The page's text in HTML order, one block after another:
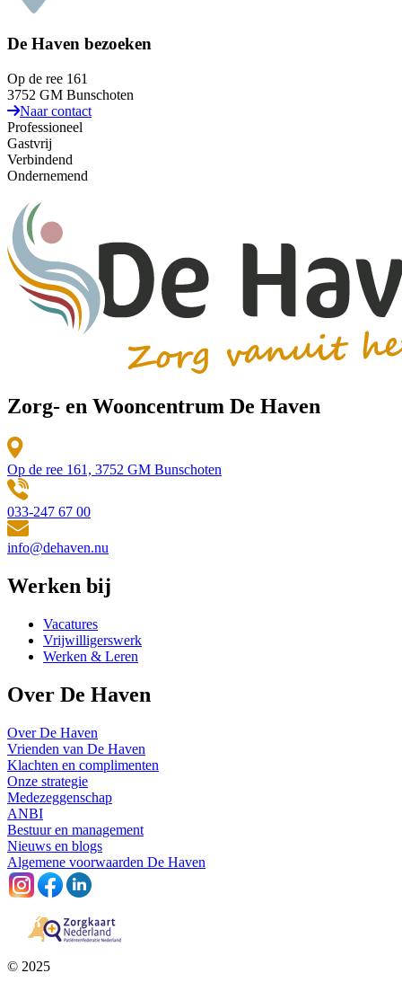
De Haven bezoeken
Op de ree 161
3752 GM Bunschoten
Naar contact
Professioneel
Gastvrij
Verbindend
Ondernemend
Zorg- en Wooncentrum De Haven
Op de ree 161, 3752 GM Bunschoten
033-247 67 00
info@dehaven.nu
Werken bij
Vacatures
Vrijwilligerswerk
Werken & Leren
Over De Haven
Over De Haven
Vrienden van De Haven
Klachten en complimenten
Onze strategie
Medezeggenschap
ANBI
Bestuur en management
Nieuws en blogs
Algemene voorwaarden De Haven
© 2025